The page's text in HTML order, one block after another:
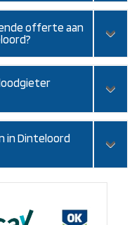
offerte aan
in Dinteloord